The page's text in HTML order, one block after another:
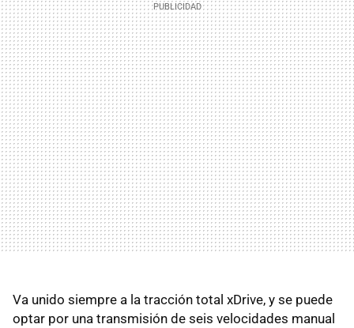
Va unido siempre a la tracción total xDrive, y se puede
optar por una transmisión de seis velocidades manual